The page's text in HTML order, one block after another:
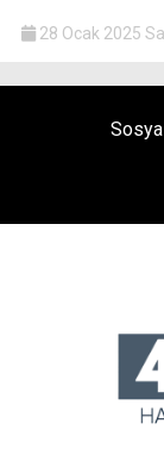
28 Ocak 2025